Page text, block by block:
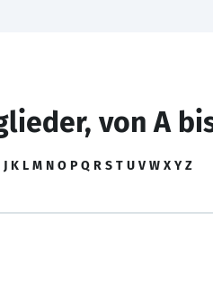
von A
J K L M N O P Q R S T U V W X Y Z